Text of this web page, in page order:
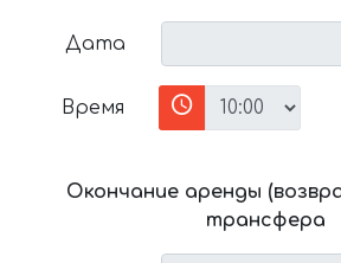
Дата
Время
Окончание аренды
трансфера